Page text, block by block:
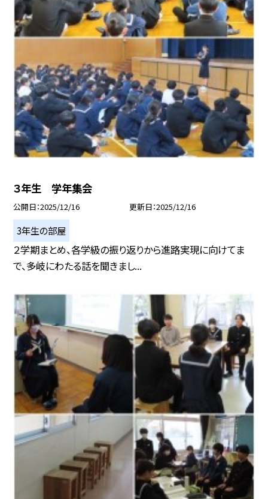
３年生 学年集会
公開日 2025/12/16 更新日 2025/12/16
3年生の部屋
２学期まとめ、各学級の振り返りから進路実現に向けてま
で、多岐にわたる話を聞きまし...